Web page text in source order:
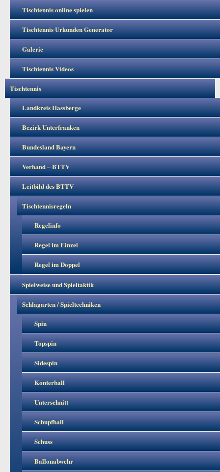
Tischtennis online spielen
Tischtennis Urkunden Generator
Galerie
Tischtennis Videos
Tischtennis
Landkreis Hassberge
Bezirk Unterfranken
Bundesland Bayern
Verband – BTTV
Leitbild des BTTV
Tischtennisregeln
Regelinfo
Regel im Einzel
Regel im Doppel
Spielweise und Spieltaktik
Schlagarten / Spieltechniken
Spin
Topspin
Sidespin
Konterball
Unterschnitt
Schupfball
Schuss
Ballonabwehr